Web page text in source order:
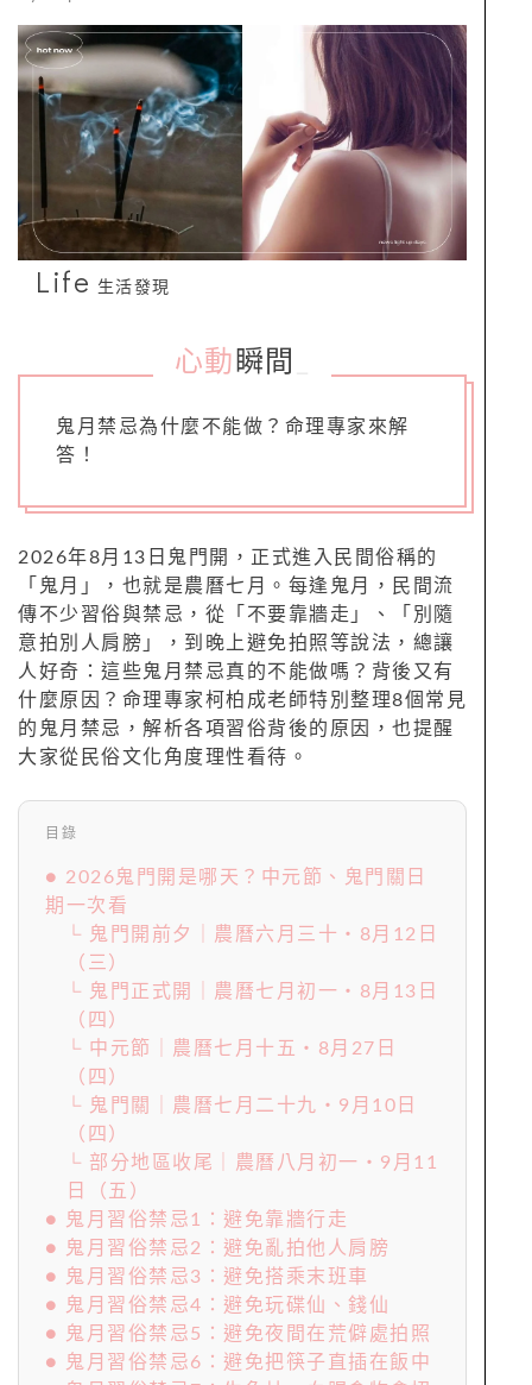
Life 生活發現
心動 瞬間
鬼月禁忌為什麼不能做？命理專家來解
答！
2026年8月13日鬼門開，正式進入民間俗稱的
「鬼月」，也就是農曆七月。每逢鬼月，民間流
傳不少習俗與禁忌，從「不要靠牆走」、「別隨
意拍別人肩膀」，到晚上避免拍照等說法，總讓
人好奇：這些鬼月禁忌真的不能做嗎？背後又有
什麼原因？命理專家柯柏成老師特別整理8個常見
的鬼月禁忌，解析各項習俗背後的原因，也提醒
大家從民俗文化角度理性看待。
目錄
● 2026鬼門開是哪天？中元節、鬼門關日
期一次看
└ 鬼門開前夕｜農曆六月三十‧8月12日
（三）
└ 鬼門正式開｜農曆七月初一‧8月13日
（四）
└ 中元節｜農曆七月十五‧8月27日
（四）
└ 鬼門關｜農曆七月二十九‧9月10日
（四）
└ 部分地區收尾｜農曆八月初一‧9月11
日（五）
● 鬼月習俗禁忌1：避免靠牆行走
● 鬼月習俗禁忌2：避免亂拍他人肩膀
● 鬼月習俗禁忌3：避免搭乘末班車
● 鬼月習俗禁忌4：避免玩碟仙、錢仙
● 鬼月習俗禁忌5：避免夜間在荒僻處拍照
● 鬼月習俗禁忌6：避免把筷子直插在飯中